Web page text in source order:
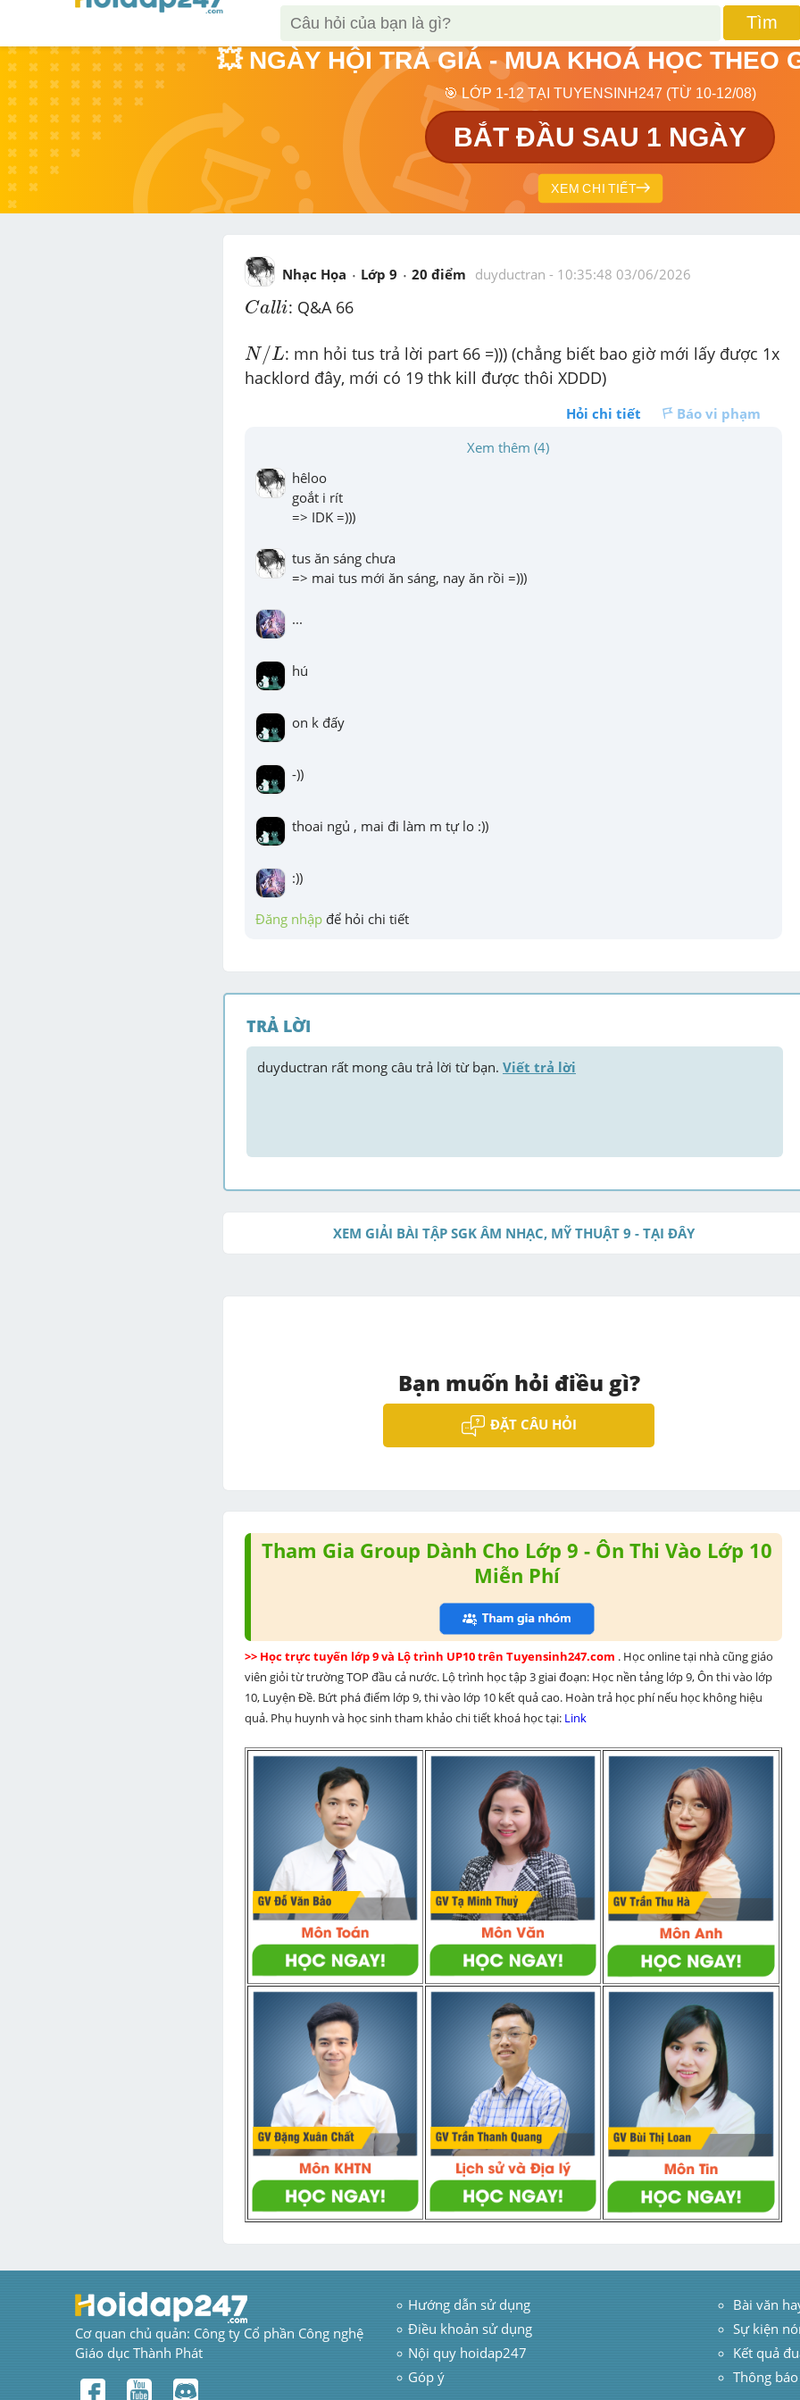
Tìm
💥 NGÀY HỘI TRẢ GIÁ - MUA KHOÁ HỌC THEO
🎯 LỚP 1-12 TẠI TUYENSINH247 (TỪ 10-12/08)
BẮT ĐẦU SAU 1 NGÀY
XEM CHI TIẾT
Nhạc Họa Lớp 9 20 điểm duyductran - 10:35:48 03/06/2026
Calli
Calli : Q&A 66
N/L
N/L : mn hỏi tus trả lời part 66 =))) (chẳng biết bao giờ mới lấy được 1x
hacklord đây, mới có 19 thk kill được thôi XDDD)
Hỏi chi tiết
Báo vi phạm
Xem thêm (4)
hêloo
goắt i rít
=> IDK =)))
tus ăn sáng chưa
=> mai tus mới ăn sáng, nay ăn rồi =)))
...
hú
on k đấy
-))
thoai ngủ , mai đi làm m tự lo :))
:))
Đăng nhập để hỏi chi tiết
TRẢ LỜI
duyductran rất mong câu trả lời từ bạn. Viết trả lời
XEM GIẢI BÀI TẬP SGK ÂM NHẠC, MỸ THUẬT 9 - TẠI ĐÂY
Bạn muốn hỏi điều gì?
ĐẶT CÂU HỎI
Tham Gia Group Dành Cho Lớp 9 - Ôn Thi Vào Lớp 10
Miễn Phí
>> Học trực tuyến lớp 9 và Lộ trình UP10 trên Tuyensinh247.com . Học online tại nhà cũng giáo
viên giỏi từ trường TOP đầu cả nước. Lộ trình học tập 3 giai đoạn: Học nền tảng lớp 9, Ôn thi vào lớp
10, Luyện Đề. Bứt phá điểm lớp 9, thi vào lớp 10 kết quả cao. Hoàn trả học phí nếu học không hiệu
quả. Phụ huynh và học sinh tham khảo chi tiết khoá học tại: Link
Cơ quan chủ quản: Công ty Cổ phần Công nghệ
Giáo dục Thành Phát
Hướng dẫn sử dụng
Điều khoản sử dụng
Nội quy hoidap247
Góp ý
Bài văn
Sự kiện
Kết quả
Thông báo